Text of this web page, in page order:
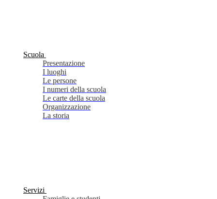
Scuola
Presentazione
I luoghi
Le persone
I numeri della scuola
Le carte della scuola
Organizzazione
La storia
Servizi